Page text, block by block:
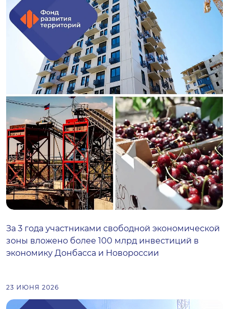
За 3 года участниками свободной экономической
зоны вложено более 100 млрд инвестиций в
экономику Донбасса и Новороссии
23 ИЮНЯ 2026